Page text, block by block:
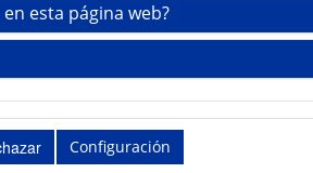
esta página web?
Configuración
Próximamente